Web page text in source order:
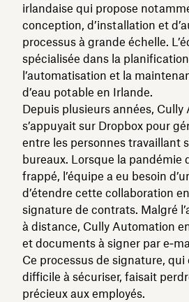
irlandaise qui propose
conception, d’installation et
processus à grande échelle.
spécialisée dans la
l’automatisation et la
d’eau potable en Irlande.
Depuis plusieurs années, Cully
s’appuyait sur Dropbox pour
entre les personnes travaillant
bureaux. Lorsque la pandémie
frappé, l’équipe a eu besoin
d’étendre cette collaboration
signature de contrats. Malgré
à distance, Cully Automation
et documents à signer par
Ce processus de signature,
difficile à sécuriser, faisait
précieux aux employés.